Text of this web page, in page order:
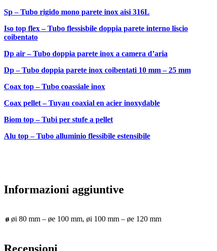
Sp – Tubo rigido mono parete inox aisi 316L
Iso top flex – Tubo flessisbile doppia parete interno liscio
coibentato
Dp air – Tubo doppia parete inox a camera d’aria
Dp – Tubo doppia parete inox coibentati 10 mm – 25 mm
Coax top – Tubo coassiale inox
Coax pellet – Tuyau coaxial en acier inoxydable
Biom top – Tubi per stufe a pellet
Alu top – Tubo alluminio flessibile estensibile
Informazioni aggiuntive
ø øi 80 mm – øe 100 mm, øi 100 mm – øe 120 mm